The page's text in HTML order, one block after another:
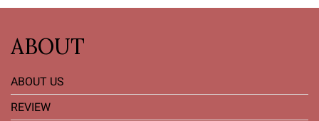
ABOUT
ABOUT US
REVIEW